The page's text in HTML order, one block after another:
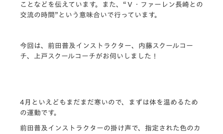
ことなどを伝えています。また、“Ｖ・ファーレン長崎との
交流の時間”という意味合いで行っています。
今回は、前田普及インストラクター、内藤スクールコー
チ、上戸スクールコーチがお伺いしました！
4月といえどもまだまだ寒いので、まずは体を温めるため
の運動です。
前田普及インストラクターの掛け声で、指定された色のカ